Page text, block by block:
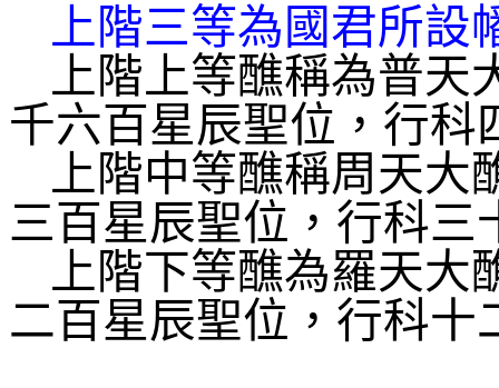
上階三等為國君所設
上階上等醮稱為普天
千六百星辰聖位，行科
上階中等醮稱周天大
三百星辰聖位，行科三
上階下等醮為羅天大
二百星辰聖位，行科十